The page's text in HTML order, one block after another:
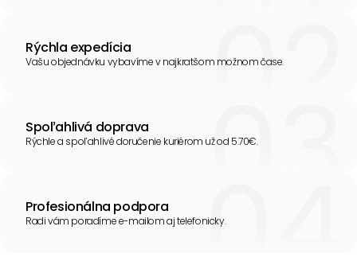
Rýchla expedícia
Vašu objednávku vybavíme v najkratšom možnom čase.
Spoľahlivá doprava
Rýchle a spoľahlivé doručenie kuriérom už od 5.70€.
Profesionálna podpora
Radi vám poradíme e-mailom aj telefonicky.